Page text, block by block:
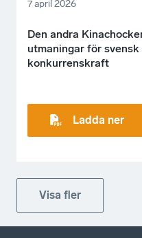
7 april 2026
Den andra
utmaningar för svensk
konkurrenskraft
Ladda ner
Visa fler